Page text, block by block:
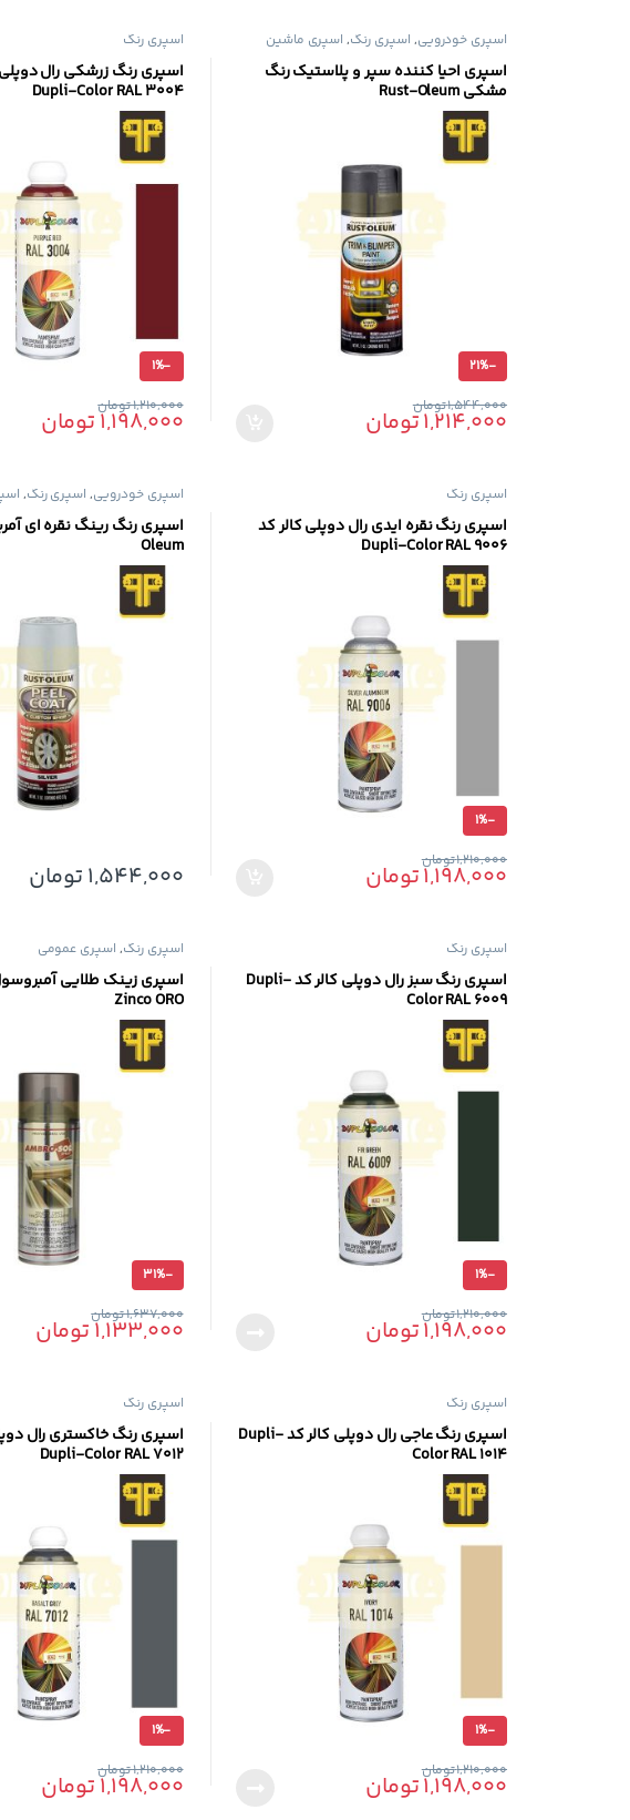
اسپری خودرویی, اسپری رنگ, اسپری ماشین
اسپری احیا کننده سپر و پلاستیک رنگ
مشکی Rust-Oleum
-
21%
1,214,000تومان 1,544,000تومان
اسپری رنگ
اسپری رنگ زرشکی رال
Dupli-Color RAL 3004
-
1%
1,198,000تومان 1,210,000تومان
اسپری رنگ
اسپری رنگ نقره ایدی رال دوپلی کالر کد
Dupli-Color RAL 9006
-
1%
1,198,000تومان 1,210,000تومان
اسپری خودرویی, اسپری رنگ,
Oleum
1,544,000تومان
اسپری رنگ
اسپری رنگ سبز رال دوپلی کالر کد Dupli-
Color RAL 6009
-
1%
1,198,000تومان 1,210,000تومان
اسپری رنگ, اسپری عمومی
Zinco ORO
-
31%
1,133,000تومان 1,637,000تومان
اسپری رنگ
اسپری رنگ عاجی رال دوپلی کالر کد Dupli-
Color RAL 1014
-
1%
1,198,000تومان 1,210,000تومان
اسپری رنگ
اسپری رنگ خاکستری رال
Dupli-Color RAL 7012
-
1%
1,198,000تومان 1,210,000تومان